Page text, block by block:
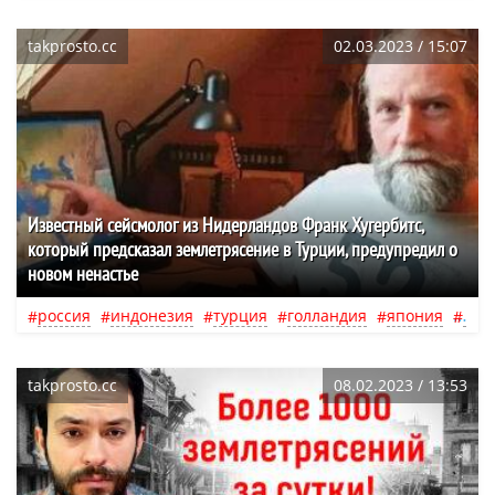
takprosto.cc 02.03.2023 / 15:07
Известный сейсмолог из Нидерландов Франк Хугербитс,
который предсказал землетрясение в Турции, предупредил о
новом ненастье
россия индонезия турция голландия япония
takprosto.cc 08.02.2023 / 13:53